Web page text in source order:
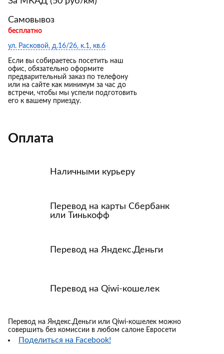
Самовывоз
бесплатно
ул. Расковой, д.16/26, к.1, кв.6
Если вы собираетесь посетить наш
офис, обязательно оформите
предварительный заказ по телефону
или на сайте как минимум за час до
встречи, чтобы мы успели подготовить
его к вашему приезду.
Оплата
Наличными курьеру
Перевод на карты Сбербанк
или Тинькофф
Перевод на Яндекс.Деньги
Перевод на Qiwi-кошелек
Перевод на Яндекс.Деньги или Qiwi-кошелек можно
совершить без комиссии в любом салоне Евросети
Поделиться на Facebook!